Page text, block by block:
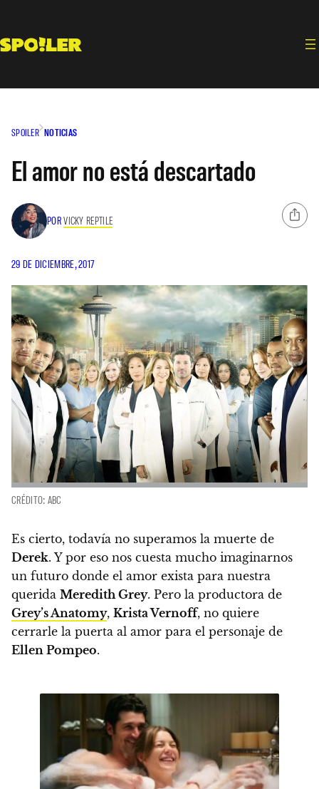
contenido
SPOILER NOTICIAS
El amor no está descartado
PORVICKY REPTILE
29 DE DICIEMBRE, 2017
CRÉDITO: ABC
Es cierto, todavía no superamos la muerte de
Derek. Y por eso nos cuesta mucho imaginarnos
un futuro donde el amor exista para nuestra
querida Meredith Grey. Pero la productora de
Grey’s Anatomy, Krista Vernoff, no quiere
cerrarle la puerta al amor para el personaje de
Ellen Pompeo.